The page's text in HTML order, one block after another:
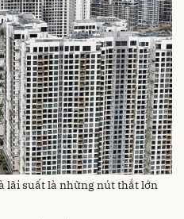
lãi suất là những nút thắt lớn